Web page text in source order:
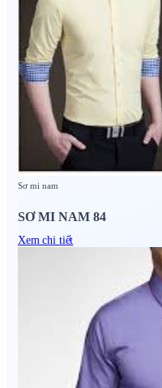
Sơ mi nam
SƠ MI NAM 84
Xem chi tiết